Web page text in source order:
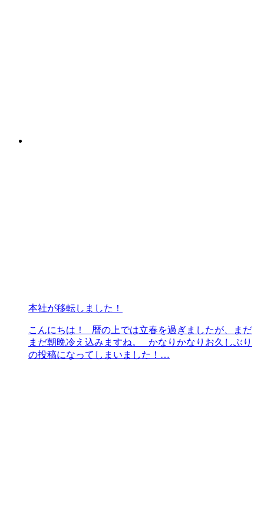
本社が移転しました！
こんにちは！ 暦の上では立春を過ぎましたが、まだ
まだ朝晩冷え込みますね。 かなりかなりお久しぶり
の投稿になってしまいました！…